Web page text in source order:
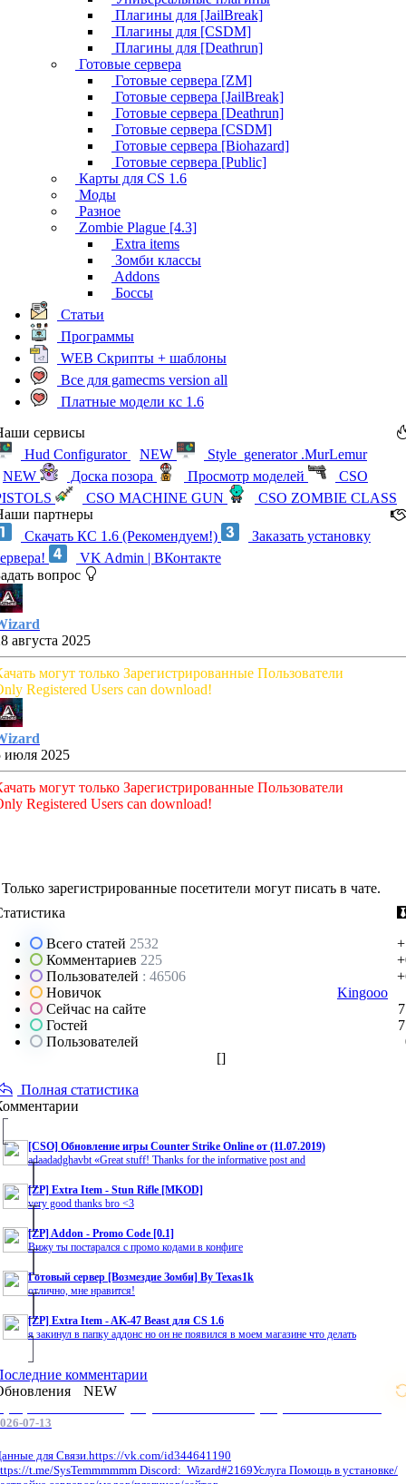
Плагины для [JailBreak]
Плагины для [CSDM]
Плагины для [Deathrun]
Готовые сервера
Готовые сервера [ZM]
Готовые сервера [JailBreak]
Готовые сервера [Deathrun]
Готовые сервера [CSDM]
Готовые сервера [Biohazard]
Готовые сервера [Public]
Карты для CS 1.6
Моды
Разное
Zombie Plague [4.3]
Extra items
Зомби классы
Addons
Боссы
Статьи
Программы
WEB Скрипты + шаблоны
Все для gamecms version all
Платные модели кс 1.6
сервисы
Hud Configurator
NEW
Style_generator .MurLemur
NEW
Доска позора Просмотр моделей
CSO
CSO MACHINE GUN
CSO ZOMBIE CLASS
партнеры
Скачать КС 1.6 (Рекомендуем!)
Заказать установку
VK Admin | ВКонтакте
вопрос
августа 2025
могут только Зарегистрированные Пользователи
Registered Users can download!
июля 2025
могут только Зарегистрированные Пользователи
Registered Users can download!
Только зарегистрированные посетители могут писать в чате.
Всего статей 2532
Комментариев 225
Пользователей : 46506
Новичок
Kingooo
Сейчас на сайте
Гостей
Пользователей
[]
Полная статистика
[CSO] Обновление игры Counter Strike Online от (11.07.2019)
adaadadghavbt «Great stuff! Thanks for the informative post and
[ZP] Extra Item - Stun Rifle [MKOD]
very good thanks bro <3
[ZP] Addon - Promo Code [0.1]
Вижу ты постарался с промо кодами в конфиге
Готовый сервер [Возмездие Зомби] By Texas1k
отлично, мне нравится!
[ZP] Extra Item - AK-47 Beast для CS 1.6
я закинул в папку аддонс но он не появился в моем магазине что делать
комментарии
NEW
07-13
для Связи.https://vk.com/id344641190
t.me/SysTemmmmmm Discord: Wizard#2169Услуга Помощь в установке/